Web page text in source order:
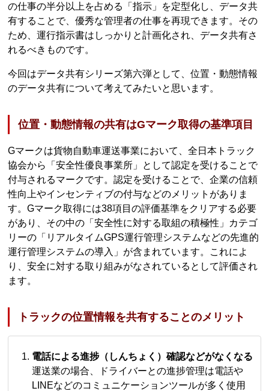
の仕事の半分以上を占める「指示」を定型化し、データ共
有することで、優秀な管理者の仕事を再現できます。その
ため、運行指示書はしっかりと計画化され、データ共有さ
れるべきものです。
今回はデータ共有シリーズ第六弾として、位置・動態情報
のデータ共有について考えてみたいと思います。
位置・動態情報の共有はGマーク取得の基準項目
Gマークは貨物自動車運送事業において、全日本トラック
協会から「安全性優良事業所」として認定を受けることで
付与されるマークです。認定を受けることで、企業の信頼
性向上やインセンティブの付与などのメリットがありま
す。Gマーク取得には38項目の評価基準をクリアする必要
があり、その中の「安全性に対する取組の積極性」カテゴ
リーの「リアルタイムGPS運行管理システムなどの先進的
運行管理システムの導入」が含まれています。これによ
り、安全に対する取り組みがなされているとして評価され
ます。
トラックの位置情報を共有することのメリット
電話による進捗（しんちょく）確認などがなくなる
運送業の場合、ドライバーとの進捗管理は電話や
LINEなどのコミュニケーションツールが多く使用